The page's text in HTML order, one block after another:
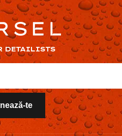
DETAILISTS